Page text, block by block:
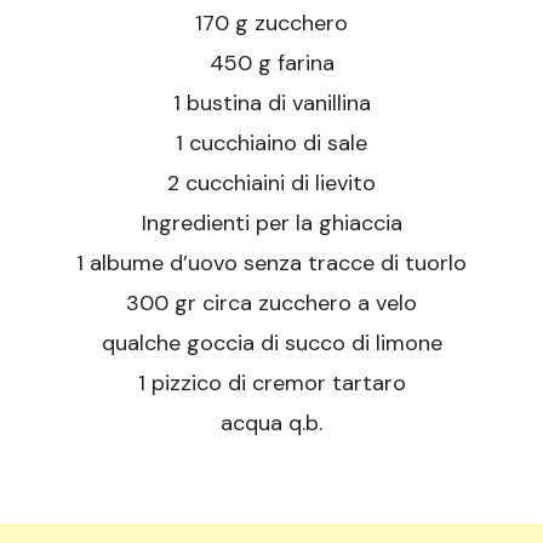
170 g zucchero
450 g farina
1 bustina di vanillina
1 cucchiaino di sale
2 cucchiaini di lievito
Ingredienti per la ghiaccia
1 albume d’uovo senza tracce di tuorlo
300 gr circa zucchero a velo
qualche goccia di succo di limone
1 pizzico di cremor tartaro
acqua q.b.